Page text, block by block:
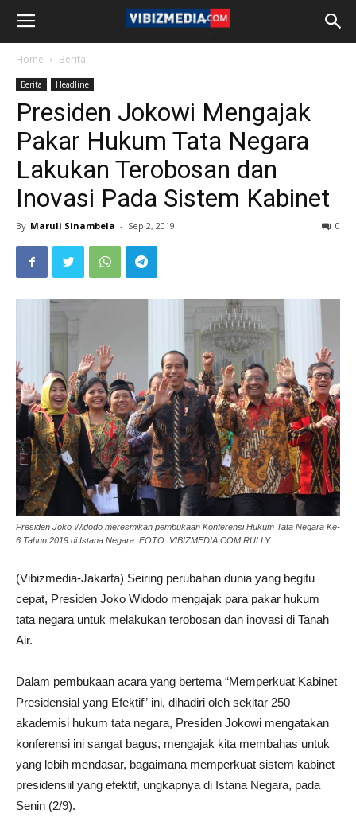
Home Berita
Berita Headline
Presiden Jokowi Mengajak
Pakar Hukum Tata Negara
Lakukan Terobosan dan
Inovasi Pada Sistem Kabinet
By Maruli Sinambela - Sep 2, 2019 0
Presiden Joko Widodo meresmikan pembukaan Konferensi Hukum Tata Negara Ke-
6 Tahun 2019 di Istana Negara. FOTO: VIBIZMEDIA.COM|RULLY
(Vibizmedia-Jakarta) Seiring perubahan dunia yang begitu
cepat, Presiden Joko Widodo mengajak para pakar hukum
tata negara untuk melakukan terobosan dan inovasi di Tanah
Air.
Dalam pembukaan acara yang bertema “Memperkuat Kabinet
Presidensial yang Efektif” ini, dihadiri oleh sekitar 250
akademisi hukum tata negara, Presiden Jokowi mengatakan
konferensi ini sangat bagus, mengajak kita membahas untuk
yang lebih mendasar, bagaimana memperkuat sistem kabinet
presidensiil yang efektif, ungkapnya di Istana Negara, pada
Senin (2/9).